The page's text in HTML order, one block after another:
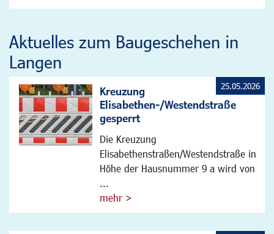
Aktuelles zum Baugeschehen in
Langen
Kreuzung
Elisabethen-/Westendstraße
gesperrt
Die Kreuzung
Elisabethenstraßen/Westendstraße in
Höhe der Hausnummer 9 a wird von
...
mehr >
25.05.2026